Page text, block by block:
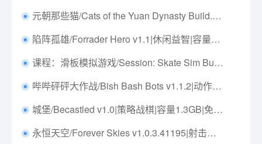
元朝那些猫/Cats of the Yuan Dynasty Build.18260187|休闲益智|容量784MB|免安装绿色中文版|支持键盘.鼠标
陷阵孤雄/Forrader Hero v1.1|休闲益智|容量241M|免安装绿色中文版|支持键盘.鼠标
课程：滑板模拟游戏/Session: Skate Sim Build.16778781|体育竞技|容量16.8GB|免安装绿色中文版|仅支持手柄
哔哔砰砰大作战/Bish Bash Bots v1.1.2|动作冒险|容量1.3G|免安装绿色中文版|支持键盘.鼠标.手柄
城堡/Becastled v1.0|策略战棋|容量1.3GB|免安装绿色中文版|支持键盘.鼠标.手柄
永恒天空/Forever Skies v1.0.3.41195|射击动作|容量23G|免安装绿色中文版|支持键盘.鼠标.手柄